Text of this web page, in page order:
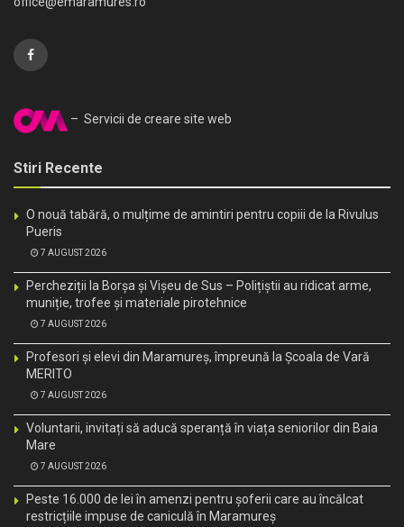
– Servicii de creare site web
Stiri Recente
O nouă tabără, o mulțime de amintiri pentru copiii de la Rivulus
Pueris
7 AUGUST 2026
Percheziții la Borșa și Vișeu de Sus – Polițiștii au ridicat arme,
muniție, trofee și materiale pirotehnice
7 AUGUST 2026
Profesori și elevi din Maramureș, împreună la Școala de Vară
MERITO
7 AUGUST 2026
Voluntarii, invitați să aducă speranță în viața seniorilor din Baia
Mare
7 AUGUST 2026
Peste 16.000 de lei în amenzi pentru șoferii care au încălcat
restricțiile impuse de caniculă în Maramureș